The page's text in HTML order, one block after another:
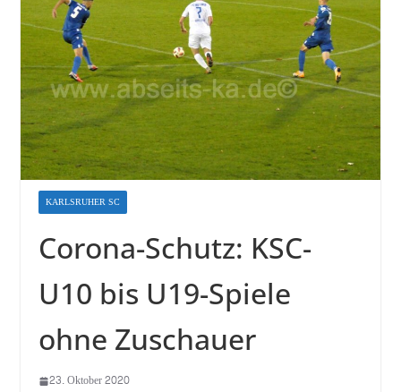
KARLSRUHER SC
Corona-Schutz: KSC-
U10 bis U19-Spiele
ohne Zuschauer
23. Oktober 2020